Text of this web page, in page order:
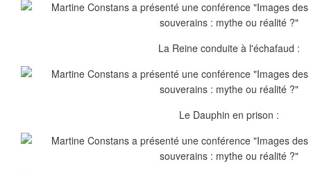
La Reine conduite à l'échafaud :
Le Dauphin en prison :